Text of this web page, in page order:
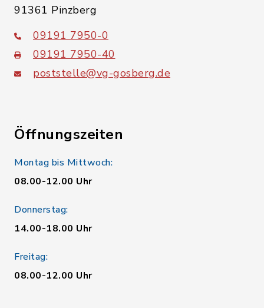
91361 Pinzberg
09191 7950-0
09191 7950-40
poststelle@vg-gosberg.de
Öffnungszeiten
Montag bis Mittwoch:
08.00-12.00 Uhr
Donnerstag:
14.00-18.00 Uhr
Freitag:
08.00-12.00 Uhr